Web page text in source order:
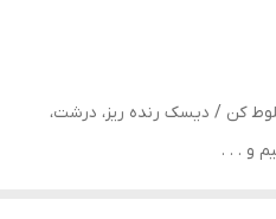
مخلوط کن / دیسک رنده ریز، درشت،
و . . .